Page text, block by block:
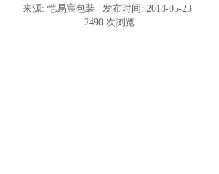
来源:恺易宸包装 发布时间: 2018-05-23
2490 次浏览